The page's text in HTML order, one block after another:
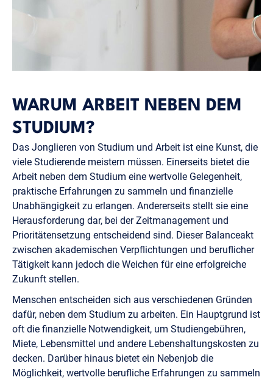
WARUM ARBEIT NEBEN DEM
STUDIUM?
Das Jonglieren von Studium und Arbeit ist eine Kunst, die
viele Studierende meistern müssen. Einerseits bietet die
Arbeit neben dem Studium eine wertvolle Gelegenheit,
praktische Erfahrungen zu sammeln und finanzielle
Unabhängigkeit zu erlangen. Andererseits stellt sie eine
Herausforderung dar, bei der Zeitmanagement und
Prioritätensetzung entscheidend sind. Dieser Balanceakt
zwischen akademischen Verpflichtungen und beruflicher
Tätigkeit kann jedoch die Weichen für eine erfolgreiche
Zukunft stellen.
Menschen entscheiden sich aus verschiedenen Gründen
dafür, neben dem Studium zu arbeiten. Ein Hauptgrund ist
oft die finanzielle Notwendigkeit, um Studiengebühren,
Miete, Lebensmittel und andere Lebenshaltungskosten zu
decken. Darüber hinaus bietet ein Nebenjob die
Möglichkeit, wertvolle berufliche Erfahrungen zu sammeln